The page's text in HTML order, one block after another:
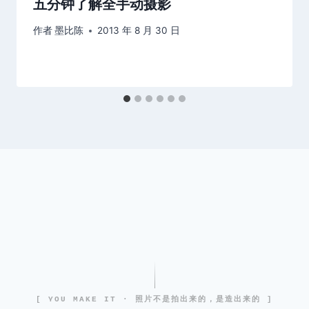
五分钟了解全手动摄影
作者墨比陈 2013 年 8 月 30 日
[ YOU MAKE IT · 照片不是拍出来的，是造出来的 ]